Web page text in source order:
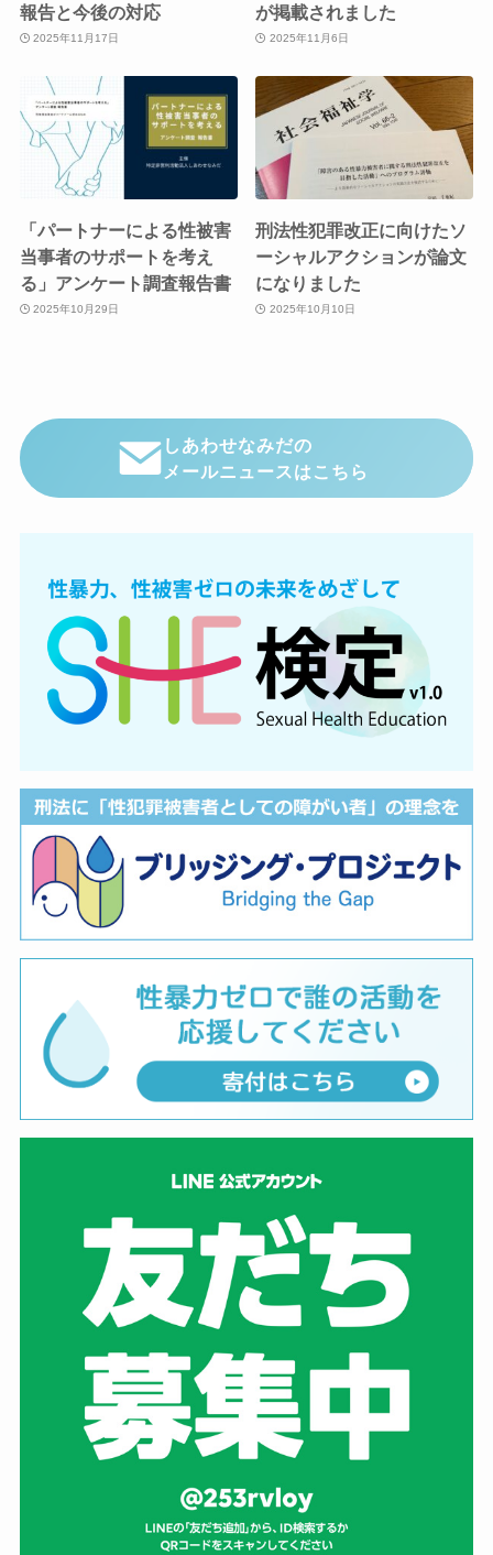
報告と今後の対応
2025年11月17日
が掲載されました
2025年11月6日
「パートナーによる性被害
当事者のサポートを考え
る」アンケート調査報告書
2025年10月29日
刑法性犯罪改正に向けたソ
ーシャルアクションが論文
になりました
2025年10月10日
しあわせなみだの
メールニュースはこちら